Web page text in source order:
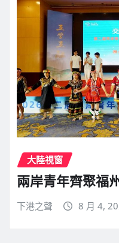
大陸視窗
兩岸青年齊聚福
下港之聲 8 月 4,